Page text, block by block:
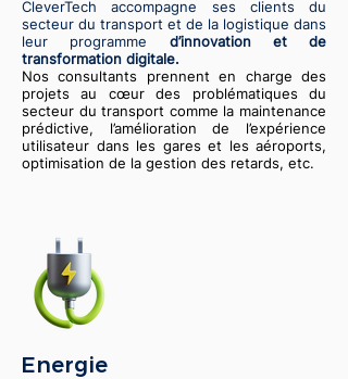
CleverTech accompagne ses clients du
secteur du transport et de la logistique dans
leur programme d’innovation et de
transformation digitale.
Nos consultants prennent en charge des
projets au cœur des problématiques du
secteur du transport comme la maintenance
prédictive, l’amélioration de l’expérience
utilisateur dans les gares et les aéroports,
optimisation de la gestion des retards, etc.
Energie